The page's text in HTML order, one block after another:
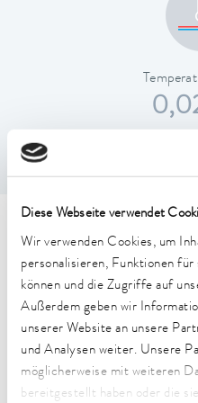
Diese Webseite verwendet
Wir verwenden Cookies, um
personalisieren, Funktionen für
können und die Zugriffe auf
Außerdem geben wir
unserer Website an unsere
und Analysen weiter. Unsere
möglicherweise mit weiteren
bereitgestellt haben oder die
Technische
DIN 12876)
Arbeitstemperaturbereich
30 ... 200 °C
Arbeitstemperaturbereich